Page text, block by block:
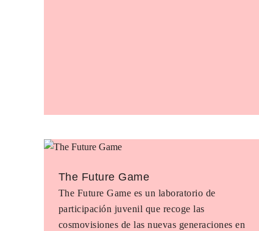
The Future Game
The Future Game es un laboratorio de
participación juvenil que recoge las
cosmovisiones de las nuevas generaciones en